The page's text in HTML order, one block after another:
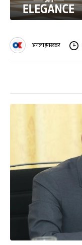
अनलाइनखबर